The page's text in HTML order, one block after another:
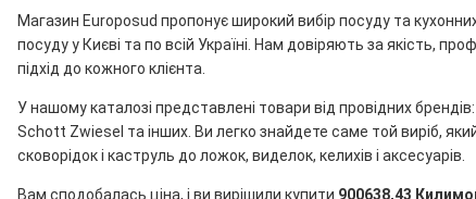
Магазин Europosud пропонує широкий вибір посуду та
посуду у Києві та по всій Україні. Нам довіряють за якість,
підхід до кожного клієнта.
У нашому каталозі представлені товари від провідних
Schott Zwiesel та інших. Ви легко знайдете саме той виріб,
сковорідок і каструль до ложок, виделок, келихів і аксесуарів.
Вам сподобалась ціна, і ви вирішили купити 900638,43